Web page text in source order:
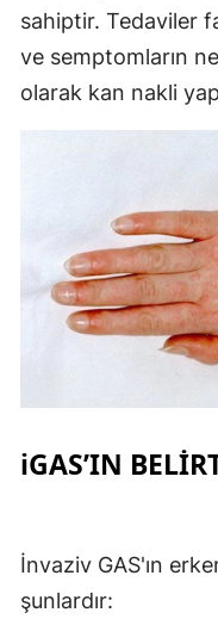
sahiptir. Tedaviler
ve semptomların
olarak kan nakli
iGAS’IN
İnvaziv GAS'ın
şunlardır: